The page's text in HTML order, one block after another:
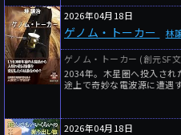
2026年04月18日
ゲノム・トーカー 林
ゲノム・トーカー (創元SF
2034年。木星圏へ投入され
途上で奇妙な電波源に遭遇す
2026年04月18日